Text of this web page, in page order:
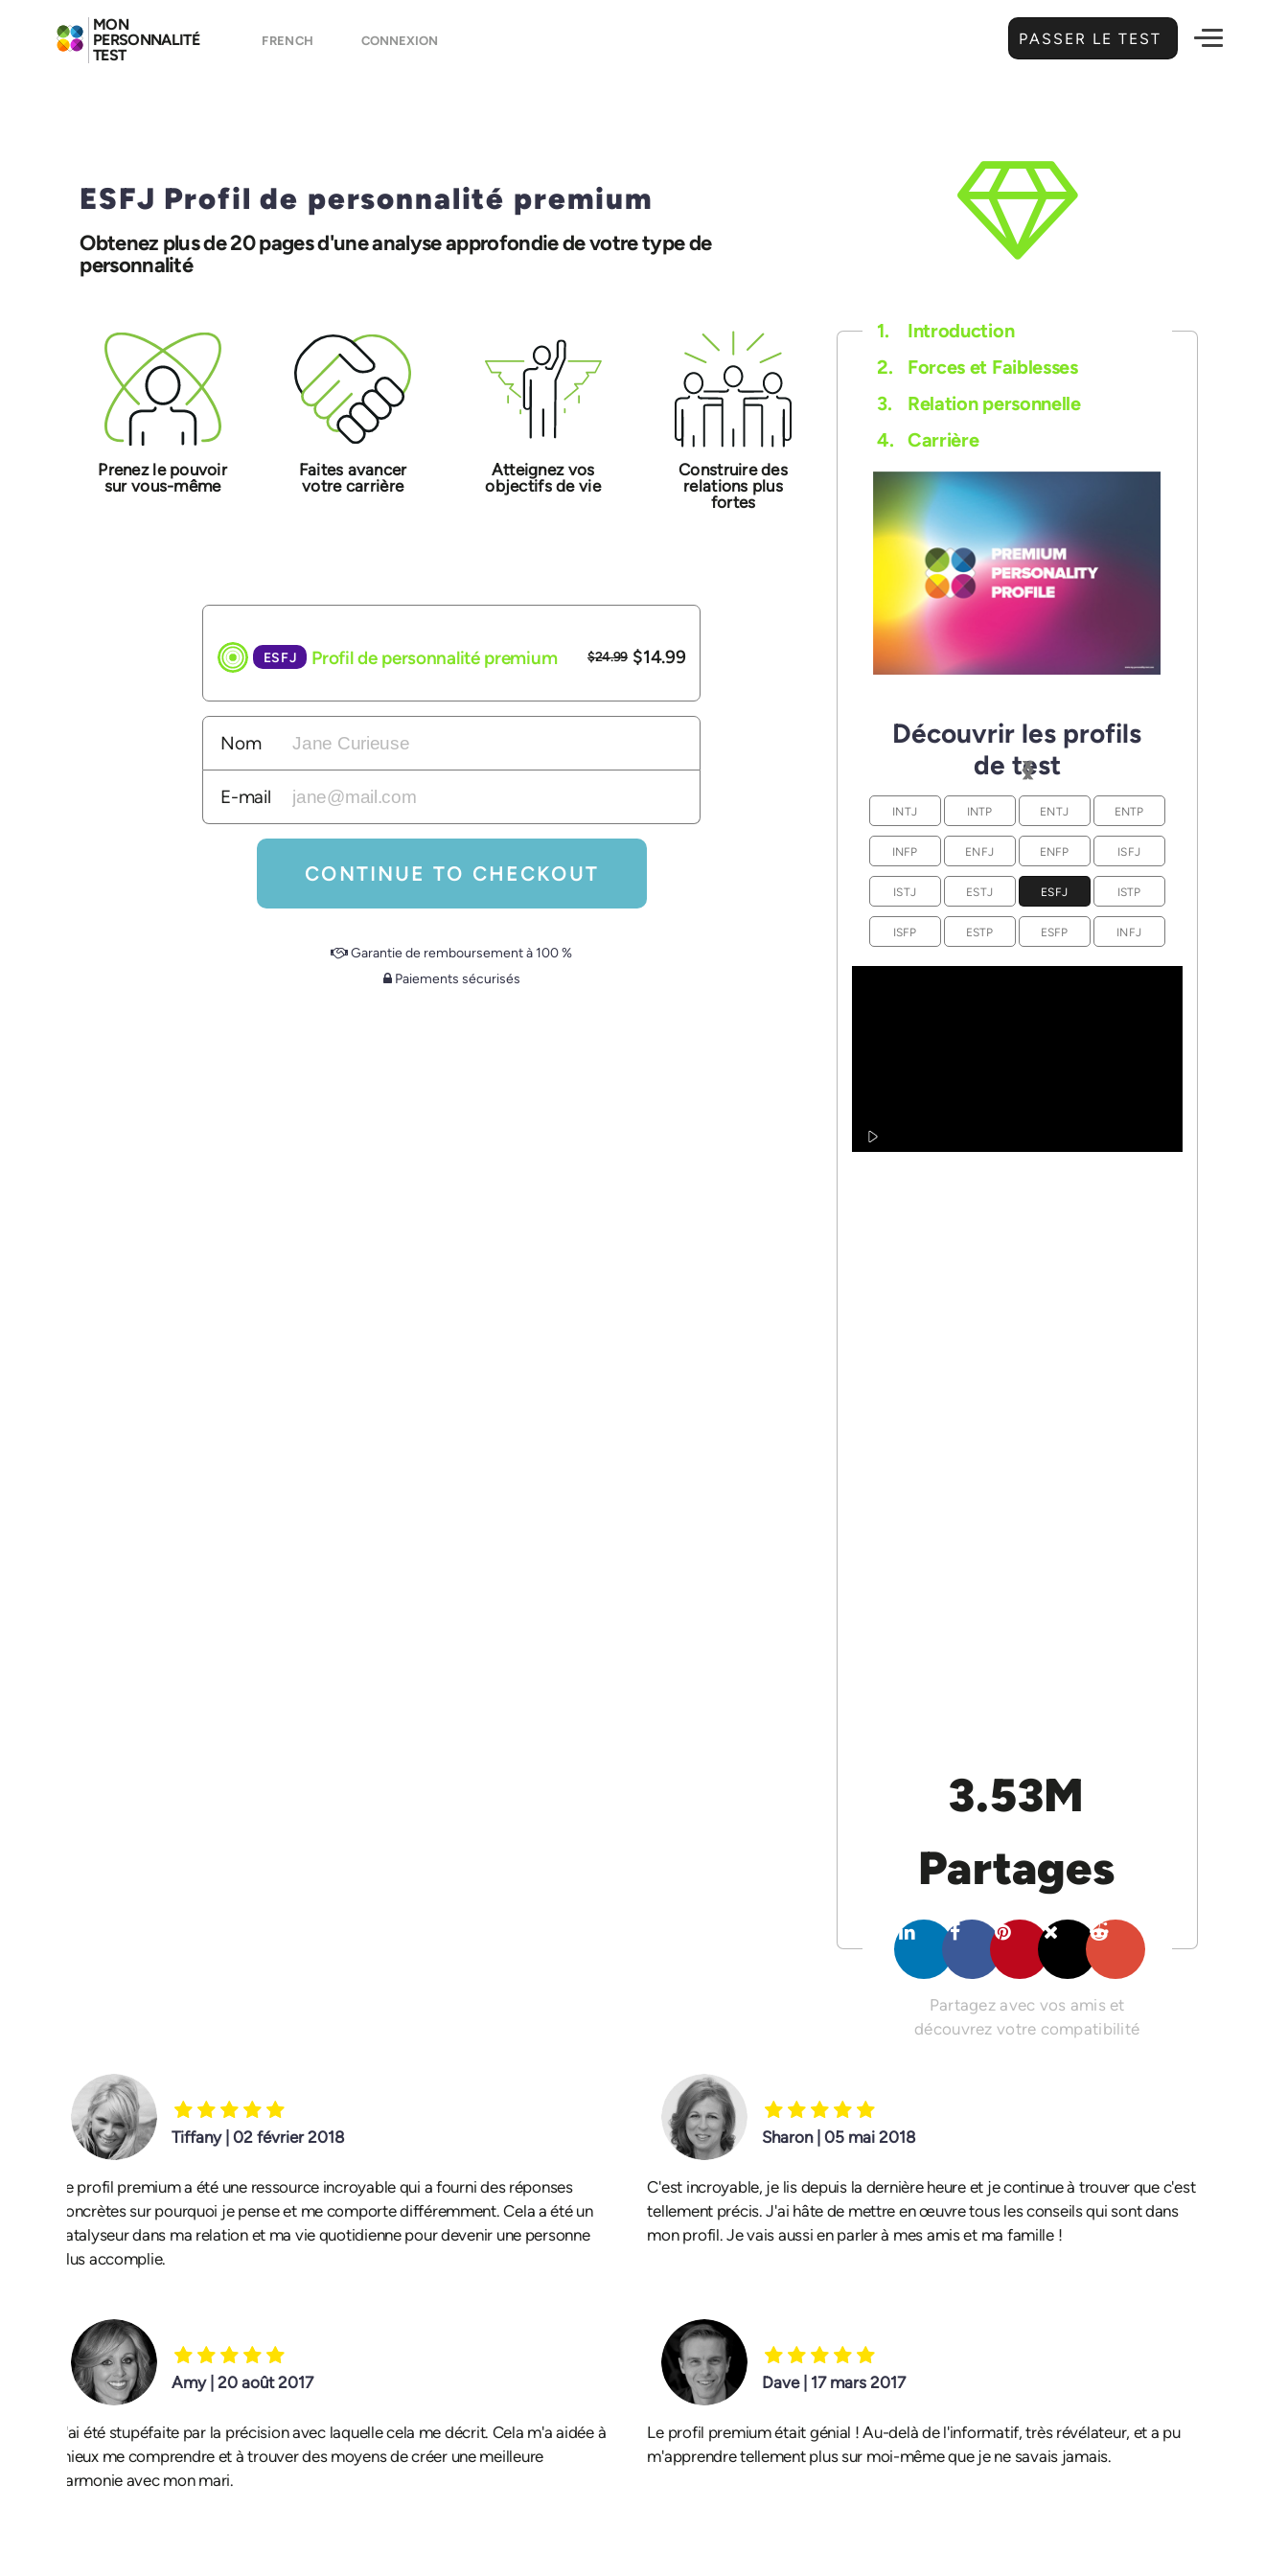
MON
PERSONNALITÉ
TEST
FRENCH CONNEXION PASSER LE TEST
ESFJ Profil de personnalité premium
Obtenez plus de 20 pages d'une analyse approfondie de votre type de
personnalité
Prenez le pouvoir
sur vous-même
Faites avancer
votre carrière
Atteignez vos
objectifs de vie
Construire des
relations plus
fortes
ESFJ Profil de personnalité premium $24.99 $14.99
Nom
E-mail
CONTINUE TO CHECKOUT
Garantie de remboursement à 100 %
Paiements sécurisés
1.
Introduction
2.
Forces et Faiblesses
3.
Relation personnelle
4.
Carrière
‹
›
Découvrir les profils
de test
INTJ INTP ENTJ ENTP
INFP ENFJ ENFP ISFJ
ISTJ ESTJ ESFJ ISTP
ISFP ESTP ESFP INFJ
3.53M
Partages
Partagez avec vos amis et
découvrez votre compatibilité
Tiffany | 02 février 2018
Le profil premium a été une ressource incroyable qui a fourni des réponses
concrètes sur pourquoi je pense et me comporte différemment. Cela a été un
catalyseur dans ma relation et ma vie quotidienne pour devenir une personne
plus accomplie.
Sharon | 05 mai 2018
C'est incroyable, je lis depuis la dernière heure et je continue à trouver que c'est
tellement précis. J'ai hâte de mettre en œuvre tous les conseils qui sont dans
mon profil. Je vais aussi en parler à mes amis et ma famille !
Amy | 20 août 2017
J'ai été stupéfaite par la précision avec laquelle cela me décrit. Cela m'a aidée à
mieux me comprendre et à trouver des moyens de créer une meilleure
harmonie avec mon mari.
Dave | 17 mars 2017
Le profil premium était génial ! Au-delà de l'informatif, très révélateur, et a pu
m'apprendre tellement plus sur moi-même que je ne savais jamais.